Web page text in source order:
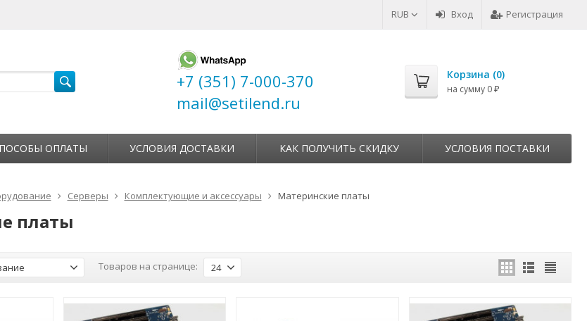
RUB Вход Регистрация
+7 (351) 7-000-370
mail@setilend.ru
Корзина (0)
на сумму 0 ₽
ОПЛАТЫ УСЛОВИЯ ДОСТАВКИ КАК ПОЛУЧИТЬ СКИДКУ УСЛОВИЯ ПОСТАВКИ
Серверы Комплектующие и аксессуары Материнские платы
платы
Товаров на странице: 24